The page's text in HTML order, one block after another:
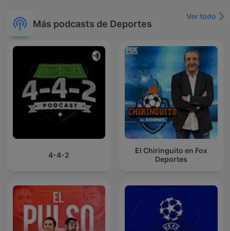
Más podcasts de Deportes
Ver todo
4-4-2
El Chiringuito en Fox
Deportes